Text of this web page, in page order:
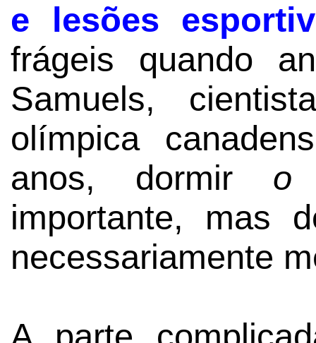
e lesões
frágeis quando
Samuels,
olímpica
anos, dormir o
importante, mas
necessariamente